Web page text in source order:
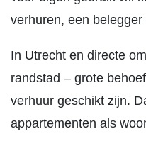
verhuren, een belegger
In Utrecht en directe
randstad – grote
verhuur geschikt zijn.
appartementen als